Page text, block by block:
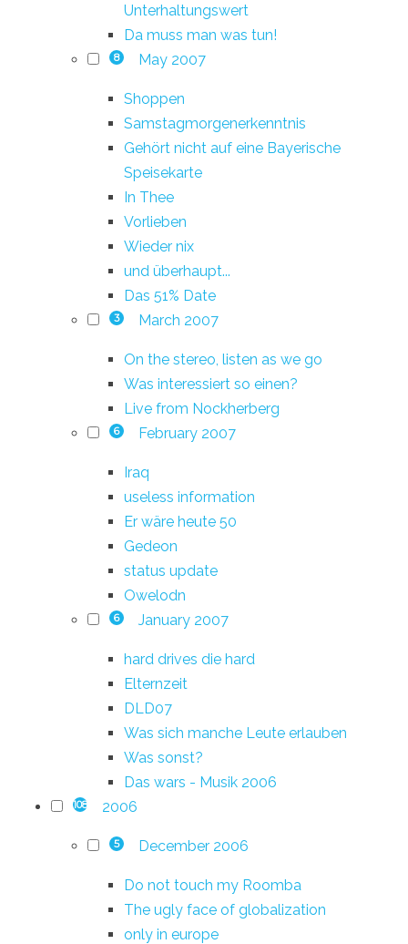
Unterhaltungswert
Da muss man was tun!
8 May 2007
Shoppen
Samstagmorgenerkenntnis
Gehört nicht auf eine Bayerische
Speisekarte
In Thee
Vorlieben
Wieder nix
und überhaupt...
Das 51% Date
3 March 2007
On the stereo, listen as we go
Was interessiert so einen?
Live from Nockherberg
6 February 2007
Iraq
useless information
Er wäre heute 50
Gedeon
status update
Owelodn
6 January 2007
hard drives die hard
Elternzeit
DLD07
Was sich manche Leute erlauben
Was sonst?
Das wars - Musik 2006
108 2006
5 December 2006
Do not touch my Roomba
The ugly face of globalization
only in europe